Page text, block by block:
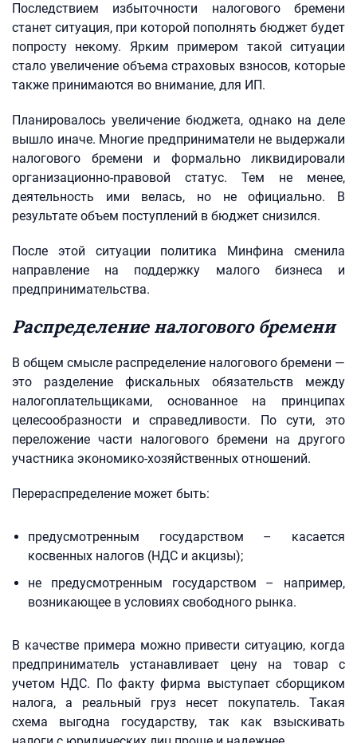
Последствием избыточности налогового бремени
станет ситуация, при которой пополнять бюджет будет
попросту некому. Ярким примером такой ситуации
стало увеличение объема страховых взносов, которые
также принимаются во внимание, для ИП.
Планировалось увеличение бюджета, однако на деле
вышло иначе. Многие предприниматели не выдержали
налогового бремени и формально ликвидировали
организационно-правовой статус. Тем не менее,
деятельность ими велась, но не официально. В
результате объем поступлений в бюджет снизился.
После этой ситуации политика Минфина сменила
направление на поддержку малого бизнеса и
предпринимательства.
Распределение налогового бремени
В общем смысле распределение налогового бремени —
это разделение фискальных обязательств между
налогоплательщиками, основанное на принципах
целесообразности и справедливости. По сути, это
переложение части налогового бремени на другого
участника экономико-хозяйственных отношений.
Перераспределение может быть:
предусмотренным государством – касается
косвенных налогов (НДС и акцизы);
не предусмотренным государством – например,
возникающее в условиях свободного рынка.
В качестве примера можно привести ситуацию, когда
предприниматель устанавливает цену на товар с
учетом НДС. По факту фирма выступает сборщиком
налога, а реальный груз несет покупатель. Такая
схема выгодна государству, так как взыскивать